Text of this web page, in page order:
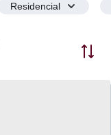
Residencial
Ordenar